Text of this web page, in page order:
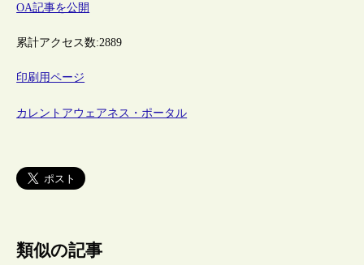
OA記事を公開
累計アクセス数:2889
印刷用ページ
カレントアウェアネス・ポータル
類似の記事